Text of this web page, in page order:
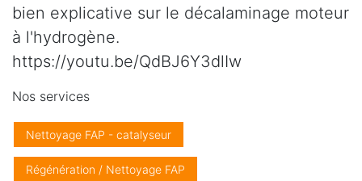
bien explicative sur le décalaminage moteur
à l'hydrogène.
https://youtu.be/QdBJ6Y3dlIw
Nos services
Nettoyage FAP - catalyseur
Régénération / Nettoyage FAP